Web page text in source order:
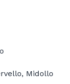
Midollo